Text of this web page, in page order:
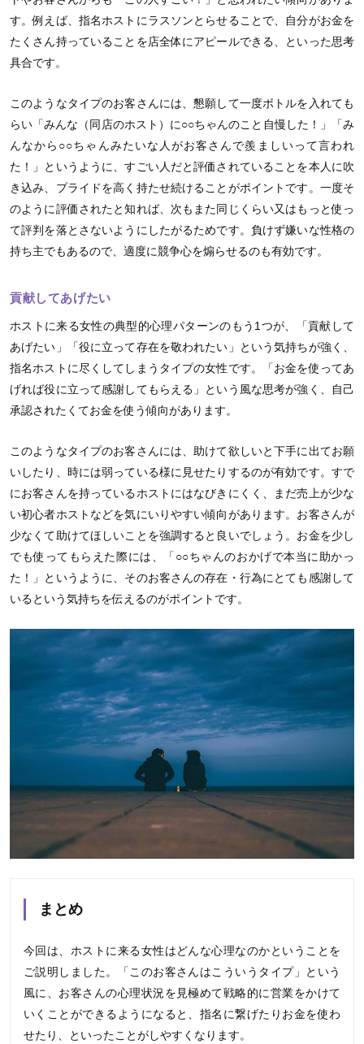
す。例えば、指名ホストにラスソンとらせることで、自分がお金を
たくさん持っていることを店全体にアピールできる、といった思考
具合です。
このようなタイプのお客さんには、懇願して一度ボトルを入れても
らい「みんな（同店のホスト）に○○ちゃんのこと自慢した！」「み
んなから○○ちゃんみたいな人がお客さんで羨ましいって言われ
た！」というように、すごい人だと評価されていることを本人に吹
き込み、プライドを高く持たせ続けることがポイントです。一度そ
のように評価されたと知れば、次もまた同じくらい又はもっと使っ
て評判を落とさないようにしたがるためです。負けず嫌いな性格の
持ち主でもあるので、適度に競争心を煽らせるのも有効です。
貢献してあげたい
ホストに来る女性の典型的心理パターンのもう1つが、「貢献して
あげたい」「役に立って存在を敬われたい」という気持ちが強く、
指名ホストに尽くしてしまうタイプの女性です。「お金を使ってあ
げれば役に立って感謝してもらえる」という風な思考が強く、自己
承認されたくてお金を使う傾向があります。
このようなタイプのお客さんには、助けて欲しいと下手に出てお願
いしたり、時には弱っている様に見せたりするのが有効です。すで
にお客さんを持っているホストにはなびきにくく、まだ売上が少な
い初心者ホストなどを気にいりやすい傾向があります。お客さんが
少なくて助けてほしいことを強調すると良いでしょう。お金を少し
でも使ってもらえた際には、「○○ちゃんのおかげで本当に助かっ
た！」というように、そのお客さんの存在・行為にとても感謝して
いるという気持ちを伝えるのがポイントです。
まとめ
今回は、ホストに来る女性はどんな心理なのかということを
ご説明しました。「このお客さんはこういうタイプ」という
風に、お客さんの心理状況を見極めて戦略的に営業をかけて
いくことができるようになると、指名に繋げたりお金を使わ
せたり、といったことがしやすくなります。